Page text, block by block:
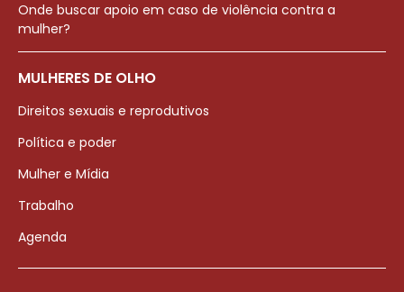
Onde buscar apoio em caso de violência contra a
mulher?
MULHERES DE OLHO
Direitos sexuais e reprodutivos
Política e poder
Mulher e Mídia
Trabalho
Agenda